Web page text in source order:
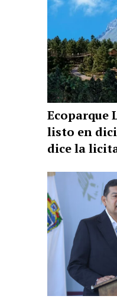
Ecoparque
listo en
dice la